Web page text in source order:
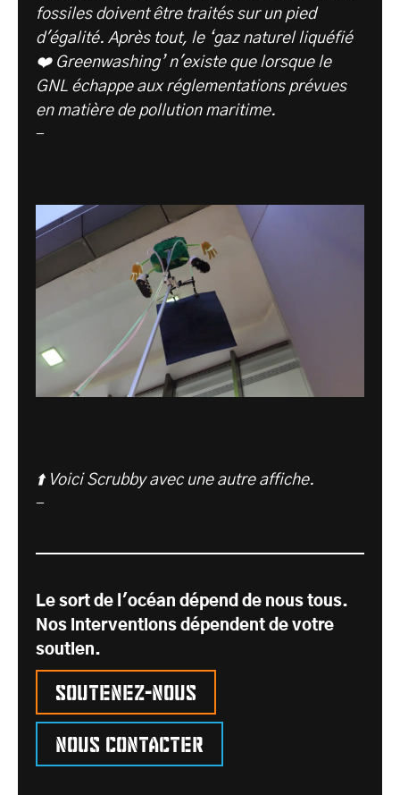
fossiles doivent être traités sur un pied
d'égalité. Après tout, le ‘gaz naturel liquéfié
❤️ Greenwashing’ n'existe que lorsque le
GNL échappe aux réglementations prévues
en matière de pollution maritime.
-
⬆️ Voici Scrubby avec une autre affiche.
-
Le sort de l'océan dépend de nous tous.
Nos interventions dépendent de votre
soutien.
Soutenez-nous
Nous contacter